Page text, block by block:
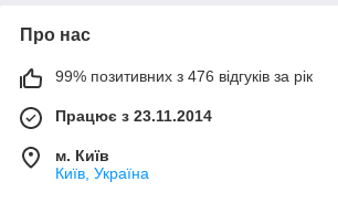
Про нас
99% позитивних з 476 відгуків за рік
Працює з 23.11.2014
м. Київ
Київ, Україна